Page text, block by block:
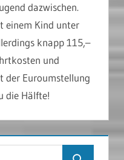
dazwischen.
einem Kind unter
knapp 115,–
und
der Euroumstellung
die Hälfte!